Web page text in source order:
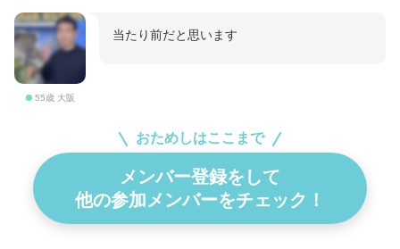
55歳 大阪
当たり前だと思います
おためしはここまで
メンバー登録をして
他の参加メンバーをチェック！